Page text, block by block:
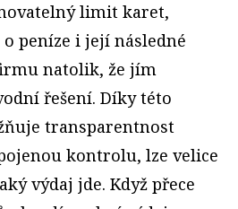
limit karet,
peníze i její následné
natolik, že jím
řešení. Díky této
transparentnost
kontrolu, lze velice
výdaj jde. Když přece